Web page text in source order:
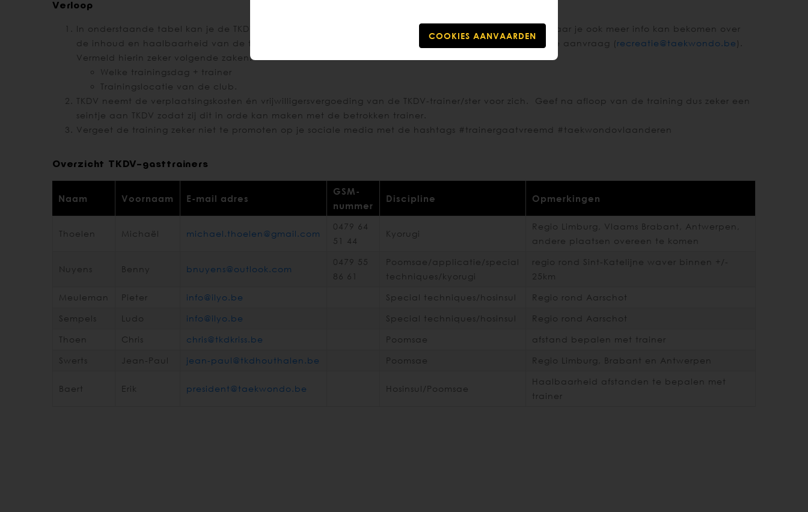
Verloop
In onderstaande tabel kan je de TKDV-gasttrainers terug vinden met de nodige contactgegevens alwaar je ook meer info kan bekomen over
de inhoud en haalbaarheid van de trainingen. Breng ook steeds ons secretariaat op de hoogte van je aanvraag (recreatie@taekwondo.be ).
Vermeld hierin zeker volgende zaken:
Welke trainingsdag + trainer
Trainingslocatie van de club.
TKDV neemt de verplaatsingskosten én vrijwilligersvergoeding van de TKDV-trainer/ster voor zich. Geef na afloop van de training dus zeker een
seintje aan TKDV zodat zij dit in orde kan maken met de betrokken trainer.
Vergeet de training zeker niet te promoten op je sociale media met de hashtags #trainergaatvreemd #taekwondovlaanderen
Overzicht TKDV-gasttrainers
Naam Voornaam E-mail adres
GSM-
nummer
Discipline Opmerkingen
Thoelen Michaël michael.thoelen@gmail.com
0479 64
51 44
Kyorugi
Regio Limburg, Vlaams Brabant, Antwerpen,
andere plaatsen overeen te komen
Nuyens Benny bnuyens@outlook.com
0479 55
86 61
Poomsae/applicatie/special
techniques/kyorugi
regio rond Sint-Katelijne waver binnen +/-
25km
Meuleman Pieter info@ilyo.be Special techniques/hosinsul Regio rond Aarschot
Sempels Ludo info@ilyo.be Special techniques/hosinsul Regio rond Aarschot
Thoen Chris chris@tkdkriss.be Poomsae afstand bepalen met trainer
Swerts Jean-Paul jean-paul@tkdhouthalen.be Poomsae Regio Limburg, Brabant en Antwerpen
Baert Erik president@taekwondo.be Hosinsul/Poomsae
Haalbaarheid afstanden te bepalen met
trainer